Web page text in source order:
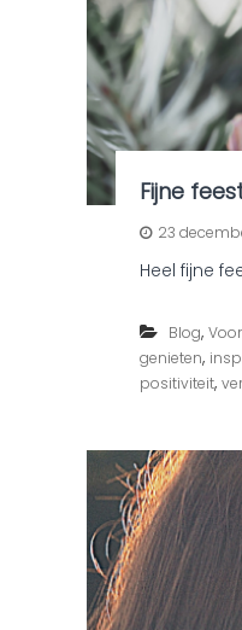
Fijne
23
Heel fijne
Blog,
genieten,
positiviteit,